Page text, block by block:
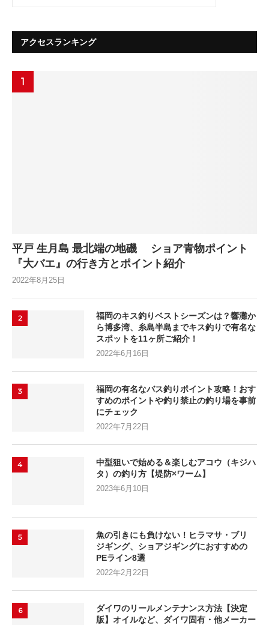
アクセスランキング
1
平戸 生月島 最北端の地磯 ショア青物ポイント
『大バエ』の行き方とポイント紹介
2022年8月25日
2
福岡のキス釣りベストシーズンは？響灘か
ら博多湾、糸島半島までキス釣りで有名な
スポットを11ヶ所ご紹介！
2022年6月16日
3
福岡の有名なバス釣りポイント攻略！おす
すめのポイントや釣り禁止の釣り場を事前
にチェック
2022年7月22日
4
中型狙いで始める＆楽しむアコウ（キジハ
タ）の釣り方【堤防×ワーム】
2023年6月10日
5
魚の引きにも負けない！ヒラマサ・ブリ
ジギング、ショアジギングにおすすめの
PEライン8選
2022年2月22日
6
ダイワのリールメンテナンス方法【決定
版】オイルなど、ダイワ固有・他メーカー